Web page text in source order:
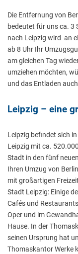
Die Entfernung von
bedeutet für uns ca. 3
nach Leipzig wird an
ab 8 Uhr Ihr
am gleichen Tag
umziehen möchten,
und das Entladen
Leipzig – eine
Leipzig befindet sich
Leipzig mit ca.
Stadt in den fünf
Ihren Umzug von
mit großartigen
Stadt Leipzig: Einige
Cafés und
Oper und im
Hause. In der
seinen Ursprung hat
Thomaskantor Werke